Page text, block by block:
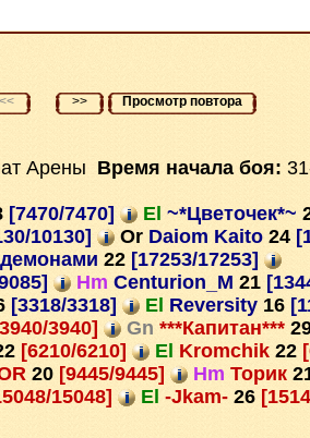
<< >> Просмотр повтора
Арены Время начала боя:
[7470/7470] El ~*Цветочек*~
10130] Or Daiom Kaito 24
22 [17253/17253]
Hm Centurion_M 21
[3318/3318] El Reversity 16
3940] Gn ***Капитан***
[6210/6210] El Kromchik 22
20 [9445/9445] Hm Торик
15048] El -Jkam- 26